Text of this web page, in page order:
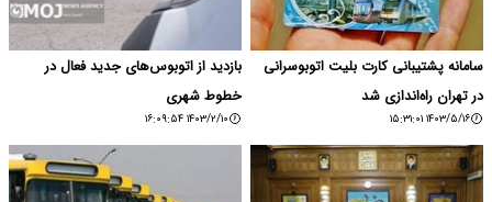
سامانه پشتیبانی کارت بلیت اتوبوسرانی
در تهران راه‌اندازی شد
۱۴۰۳/۵/۱۶ ۱۵:۳۱:۰۱
بازدید از اتوبوس‌های جدید فعال در
خطوط شهری
۱۴۰۳/۲/۱۰ ۱۶:۰۹:۵۴